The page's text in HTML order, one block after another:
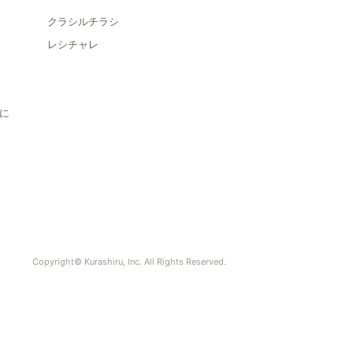
クラシルチラシ
レシチャレ
Copyright© Kurashiru, Inc. All Rights Reserved.